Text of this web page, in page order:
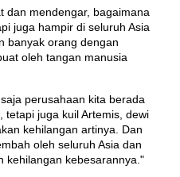
dan mendengar, bagaimana
juga hampir di seluruh Asia
banyak orang dengan
oleh tangan manusia
perusahaan kita berada
juga kuil Artemis, dewi
kehilangan artinya. Dan
oleh seluruh Asia dan
kehilangan kebesarannya."